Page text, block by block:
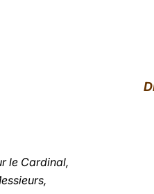
le Cardinal,